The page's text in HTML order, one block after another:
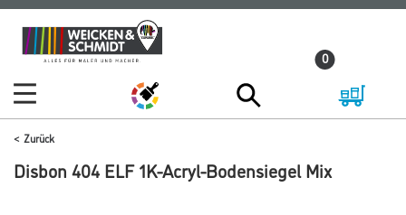
Zum
Inhalt
Zum
Navigationsmenü
0
Zurück
Disbon 404 ELF 1K-Acryl-Bodensiegel Mix